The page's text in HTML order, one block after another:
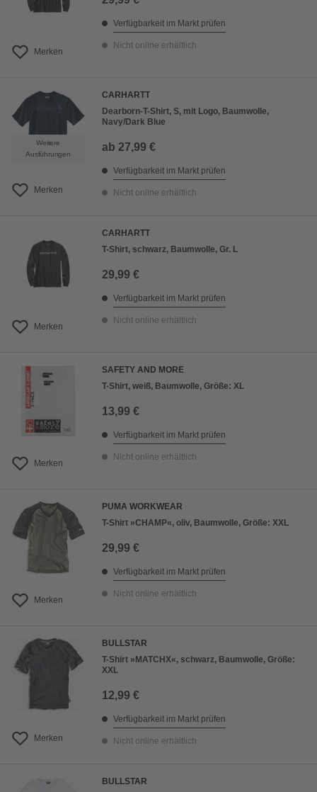
Merken
Verfügbarkeit im Markt prüfen
Nicht online erhältlich
Weitere
Ausführungen
Merken
CARHARTT
Dearborn-T-Shirt, S, mit Logo, Baumwolle,
Navy/Dark Blue
ab 27,99 €
Verfügbarkeit im Markt prüfen
Nicht online erhältlich
Merken
CARHARTT
T-Shirt, schwarz, Baumwolle, Gr. L
29,99 €
Verfügbarkeit im Markt prüfen
Nicht online erhältlich
Merken
SAFETY AND MORE
T-Shirt, weiß, Baumwolle, Größe: XL
13,99 €
Verfügbarkeit im Markt prüfen
Nicht online erhältlich
Merken
PUMA WORKWEAR
T-Shirt »CHAMP«, oliv, Baumwolle, Größe: XXL
29,99 €
Verfügbarkeit im Markt prüfen
Nicht online erhältlich
Merken
BULLSTAR
T-Shirt »MATCHX«, schwarz, Baumwolle, Größe:
XXL
12,99 €
Verfügbarkeit im Markt prüfen
Nicht online erhältlich
BULLSTAR